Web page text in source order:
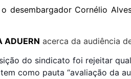
desembargador Cornélio
ADUERN acerca da audiência
do sindicato foi rejeitar
como pauta “avaliação da